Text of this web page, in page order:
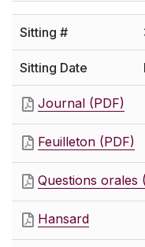
Journal (PDF)
Feuilleton (PDF)
Questions orales
Hansard